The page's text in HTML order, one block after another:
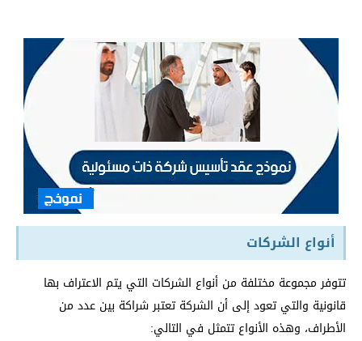
أنواع الشركات
تتوفر مجموعة مختلفة من أنواع الشركات التي يتم الاعتراف بها
قانونية والتي تعود إلى أن الشركة تعتبر شراكة بين عدد من
الأطراف، وهذه الأنواع تتمثل في التالي: